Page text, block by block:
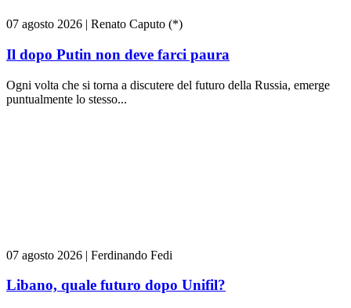
07 agosto 2026 | Renato Caputo (*)
Il dopo Putin non deve farci paura
Ogni volta che si torna a discutere del futuro della Russia, emerge
puntualmente lo stesso...
07 agosto 2026 | Ferdinando Fedi
Libano, quale futuro dopo Unifil?